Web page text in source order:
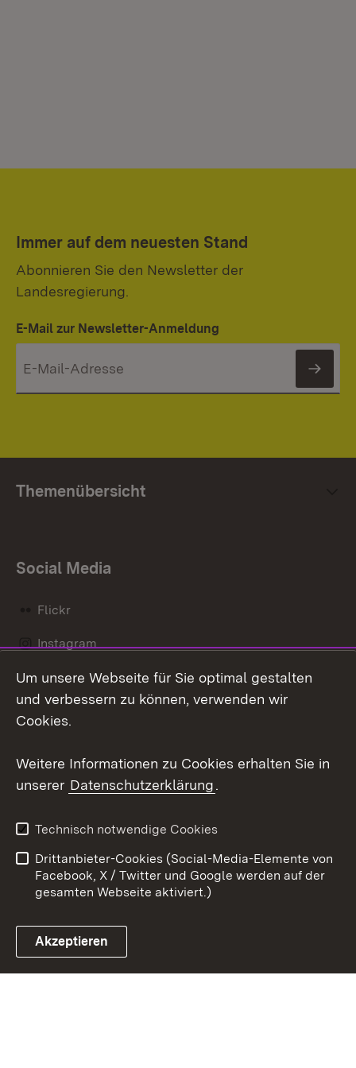
Immer auf dem neuesten Stand
Abonnieren Sie den Newsletter der
Landesregierung.
E-Mail zur Newsletter-Anmeldung
Themenübersicht
Social Media
Flickr
Instagram
Social Wall
Link zum Landesportal
Barrierefreiheit
Benutzungshinweise
Impressum
Cookies
Um unsere Webseite für Sie optimal gestalten
und verbessern zu können, verwenden wir
Cookies.
Weitere Informationen zu Cookies erhalten Sie in
unserer Datenschutzerklärung.
Technisch notwendige Cookies
Drittanbieter-Cookies (Social-Media-Elemente von
Facebook, X / Twitter und Google werden auf der
gesamten Webseite aktiviert.)
Akzeptieren